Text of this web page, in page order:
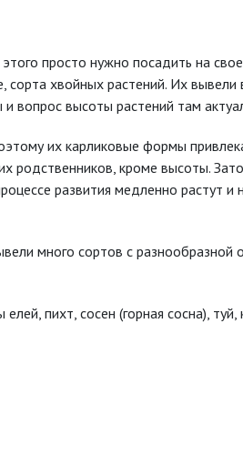
просто нужно посадить на
сорта хвойных растений. Их вывели
вопрос высоты растений там
их карликовые формы
родственников, кроме высоты.
развития медленно растут и
много сортов с разнообразной
пихт, сосен (горная сосна), туй,